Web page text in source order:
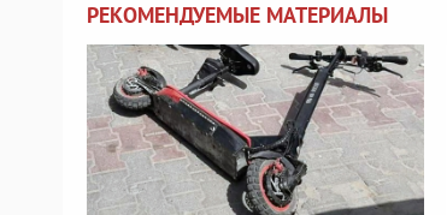
РЕКОМЕНДУЕМЫЕ МАТЕРИАЛЫ